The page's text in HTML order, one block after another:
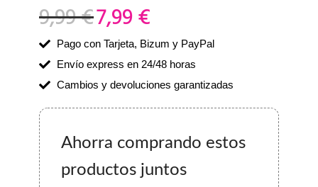
9,99€7,99€
Pago con Tarjeta, Bizum y PayPal
Envío express en 24/48 horas
Cambios y devoluciones garantizadas
Ahorra comprando estos
productos juntos